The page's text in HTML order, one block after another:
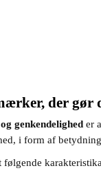
der gør
genkendelighed er
i form af
følgende